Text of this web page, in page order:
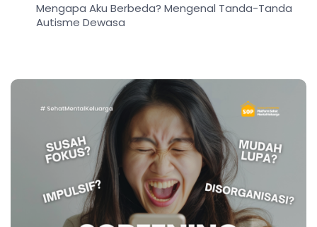
Mengapa Aku Berbeda? Mengenal Tanda-Tanda
Autisme Dewasa